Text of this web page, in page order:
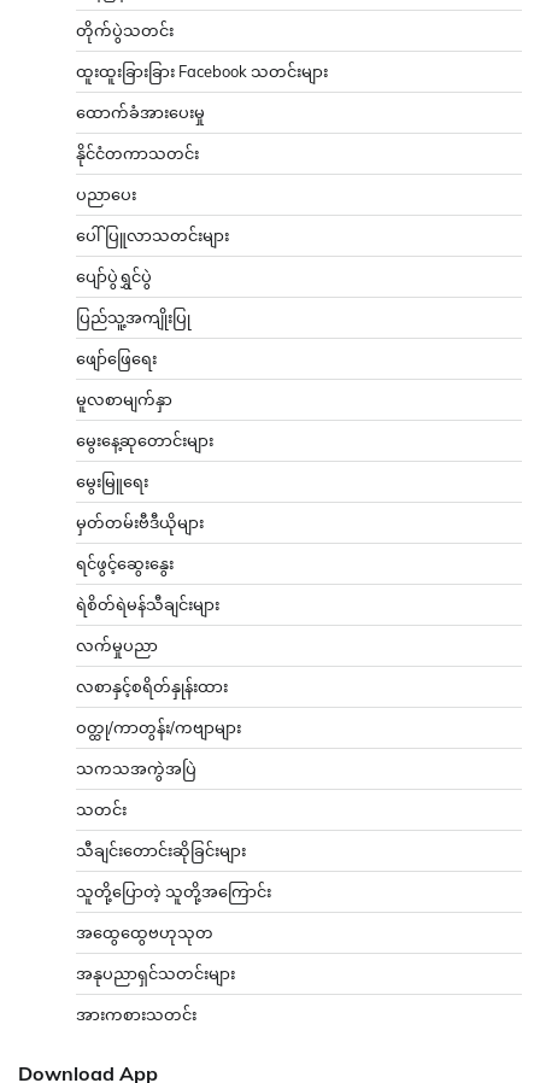
တိုက်ပွဲသတင်း
ထူးထူးခြားခြား Facebook သတင်းများ
ထောက်ခံအားပေးမှု
နိုင်ငံတကာသတင်း
ပညာပေး
ပေါ်ပြူလာသတင်းများ
ပျော်ပွဲရွှင်ပွဲ
ပြည်သူ့အကျိုးပြု
ဖျော်ဖြေရေး
မူလစာမျက်နှာ
မွေးနေ့ဆုတောင်းများ
မွေးမြူရေး
မှတ်တမ်းဗီဒီယိုများ
ရင်ဖွင့်ဆွေးနွေး
ရဲစိတ်ရဲမန်သီချင်းများ
လက်မှုပညာ
လစာနှင့်စရိတ်နှုန်းထား
ဝတ္ထု/ကာတွန်း/ကဗျာများ
သကသအကွဲအပြဲ
သတင်း
သီချင်းတောင်းဆိုခြင်းများ
သူတို့ပြောတဲ့ သူတို့အကြောင်း
အထွေထွေဗဟုသုတ
အနုပညာရှင်သတင်းများ
အားကစားသတင်း
Download App